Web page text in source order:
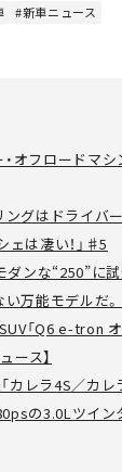
新車ニュース
オフロードマシ
グはドライバ
は凄い！」♯5
ダンな“250”に
万能モデルだ。
「Q6 e-tron
ース】
カレラ4S／カレ
の3.0Lツイ